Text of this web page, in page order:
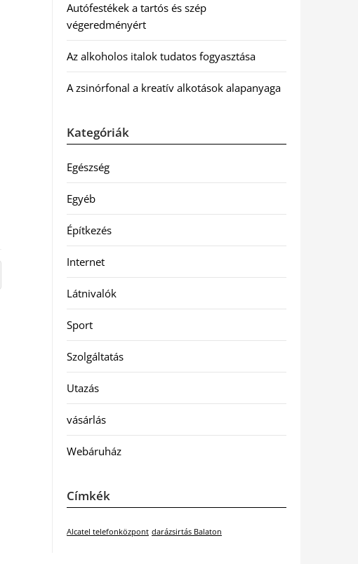
Autófestékek a tartós és szép
végeredményért
Az alkoholos italok tudatos fogyasztása
A zsinórfonal a kreatív alkotások alapanyaga
Kategóriák
Egészség
Egyéb
Építkezés
Internet
Látnivalók
Sport
Szolgáltatás
Utazás
vásárlás
Webáruház
Címkék
Alcatel telefonközpont darázsirtás Balaton